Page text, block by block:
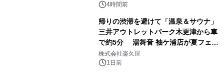
ぐっと豊かに
4時間前
帰りの渋滞を避けて「温泉＆サウナ」
三井アウトレットパーク木更津から車
で約5分 湯舞音 袖ケ浦店が夏フェア
メニューを提供
株式会社楽久屋
1日前